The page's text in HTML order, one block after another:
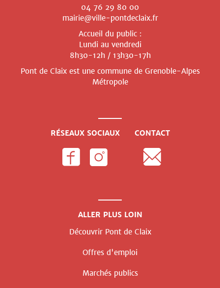
04 76 29 80 00
mairie@ville-pontdeclaix.fr
Accueil du public :
Lundi au vendredi
8h30-12h / 13h30-17h
Pont de Claix est une commune de Grenoble-Alpes
Métropole
RÉSEAUX SOCIAUX CONTACT
ALLER PLUS LOIN
Découvrir Pont de Claix
Offres d'emploi
Marchés publics